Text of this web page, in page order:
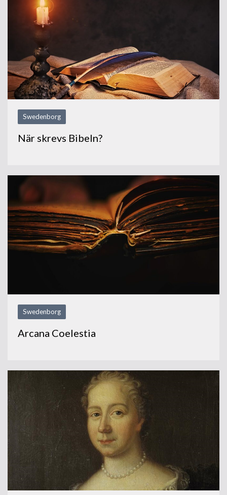
Swedenborg
När skrevs Bibeln?
Swedenborg
Arcana Coelestia